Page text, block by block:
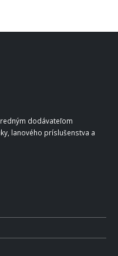
dodávateľom
lanového príslušenstva a